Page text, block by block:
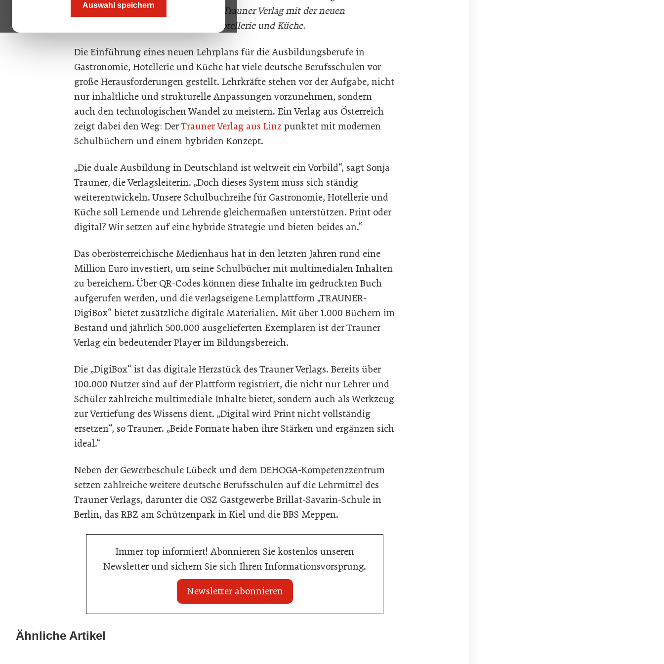
Auswahl speichern
Claudia Höglinger (M.) vom Linzer Trauner Verlag mit der neuen
Schulbuchreihe für Gastronomie, Hotellerie und Küche.
Die Einführung eines neuen Lehrplans für die Ausbildungsberufe in
Gastronomie, Hotellerie und Küche hat viele deutsche Berufsschulen vor
große Herausforderungen gestellt. Lehrkräfte stehen vor der Aufgabe, nicht
nur inhaltliche und strukturelle Anpassungen vorzunehmen, sondern
auch den technologischen Wandel zu meistern. Ein Verlag aus Österreich
zeigt dabei den Weg: DerTrauner Verlag aus Linz punktet mit modernen
Schulbüchern und einem hybriden Konzept.
„Die duale Ausbildung in Deutschland ist weltweit ein Vorbild“, sagt Sonja
Trauner, die Verlagsleiterin. „Doch dieses System muss sich ständig
weiterentwickeln. Unsere Schulbuchreihe für Gastronomie, Hotellerie und
Küche soll Lernende und Lehrende gleichermaßen unterstützen. Print oder
digital? Wir setzen auf eine hybride Strategie und bieten beides an.“
Das oberösterreichische Medienhaus hat in den letzten Jahren rund eine
Million Euro investiert, um seine Schulbücher mit multimedialen Inhalten
zu bereichern. Über QR-Codes können diese Inhalte im gedruckten Buch
aufgerufen werden, und die verlagseigene Lernplattform „TRAUNER-
DigiBox“ bietet zusätzliche digitale Materialien. Mit über 1.000 Büchern im
Bestand und jährlich 500.000 ausgelieferten Exemplaren ist der Trauner
Verlag ein bedeutender Player im Bildungsbereich.
Die „DigiBox“ ist das digitale Herzstück des Trauner Verlags. Bereits über
100.000 Nutzer sind auf der Plattform registriert, die nicht nur Lehrer und
Schüler zahlreiche multimediale Inhalte bietet, sondern auch als Werkzeug
zur Vertiefung des Wissens dient. „Digital wird Print nicht vollständig
ersetzen“, so Trauner. „Beide Formate haben ihre Stärken und ergänzen sich
ideal.“
Neben der Gewerbeschule Lübeck und dem DEHOGA-Kompetenzzentrum
setzen zahlreiche weitere deutsche Berufsschulen auf die Lehrmittel des
Trauner Verlags, darunter die OSZ Gastgewerbe Brillat-Savarin-Schule in
Berlin, das RBZ am Schützenpark in Kiel und die BBS Meppen.
Immer top informiert! Abonnieren Sie kostenlos unseren
Newsletter und sichern Sie sich Ihren Informationsvorsprung.
Newsletter abonnieren
Ähnliche Artikel
KI-Suche: Österreichs Hotels sind